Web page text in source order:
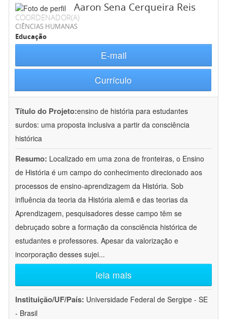
Aaron Sena Cerqueira Reis
COORDENADOR(A)
CIÊNCIAS HUMANAS
Educação
E-mail
Currículo
Título do Projeto:ensino de história para estudantes
surdos: uma proposta inclusiva a partir da consciência
histórica
Resumo: Localizado em uma zona de fronteiras, o Ensino
de História é um campo do conhecimento direcionado aos
processos de ensino-aprendizagem da História. Sob
influência da teoria da História alemã e das teorias da
Aprendizagem, pesquisadores desse campo têm se
debruçado sobre a formação da consciência histórica de
estudantes e professores. Apesar da valorização e
incorporação desses sujei...
leia mais
Instituição/UF/País: Universidade Federal de Sergipe - SE
- Brasil